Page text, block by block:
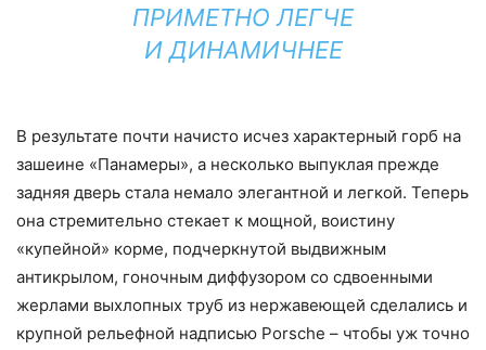
ПРИМЕТНО ЛЕГЧЕ
И ДИНАМИЧНЕЕ
В результате почти начисто исчез характерный горб на
зашеине «Панамеры», а несколько выпуклая прежде
задняя дверь стала немало элегантной и легкой. Теперь
она стремительно стекает к мощной, воистину
«купейной» корме, подчеркнутой выдвижным
антикрылом, гоночным диффузором со сдвоенными
жерлами выхлопных труб из нержавеющей сделались и
крупной рельефной надписью Porsche – чтобы уж точно